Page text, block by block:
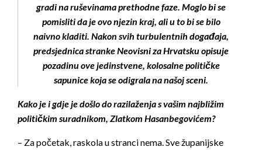
gradi na ruševinama prethodne faze. Moglo bi se
pomisliti da je ovo njezin kraj, ali u to bi se bilo
naivno kladiti. Nakon svih turbulentnih događaja,
predsjednica stranke Neovisni za Hrvatsku opisuje
pozadinu ove jedinstvene, kolosalne političke
sapunice koja se odigrala na našoj sceni.
Kako je i gdje je došlo do razilaženja s vašim najbližim
političkim suradnikom, Zlatkom Hasanbegovićem?
– Za početak, raskola u stranci nema. Sve županijske